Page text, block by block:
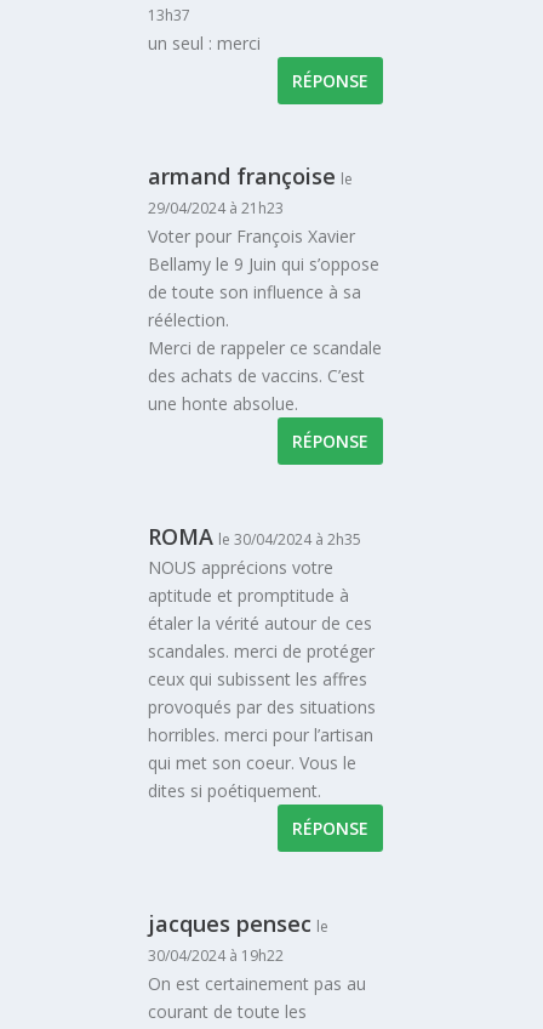
13h37
un seul : merci
RÉPONSE
armand françoise le
29/04/2024 à 21h23
Voter pour François Xavier
Bellamy le 9 Juin qui s’oppose
de toute son influence à sa
réélection.
Merci de rappeler ce scandale
des achats de vaccins. C’est
une honte absolue.
RÉPONSE
ROMA le 30/04/2024 à 2h35
NOUS apprécions votre
aptitude et promptitude à
étaler la vérité autour de ces
scandales. merci de protéger
ceux qui subissent les affres
provoqués par des situations
horribles. merci pour l’artisan
qui met son coeur. Vous le
dites si poétiquement.
RÉPONSE
jacques pensec le
30/04/2024 à 19h22
On est certainement pas au
courant de toute les